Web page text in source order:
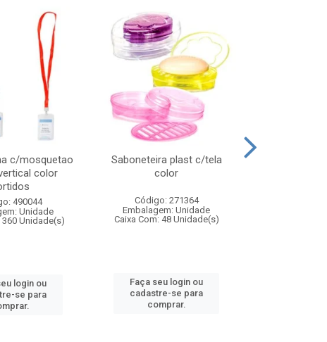
c/mosquetao
color
490044
Unidade
360 Unidade(s)
login ou
se para
Saboneteira plast c/tela
color
Código: 271364
Embalagem: Unidade
Caixa Com: 48 Unidade(s)
Faça seu login ou
cadastre-se para
comprar.